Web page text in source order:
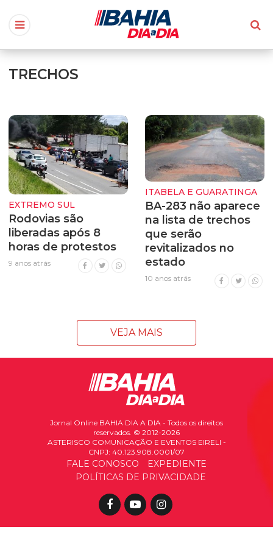
TRECHOS
EXTREMO SUL
Rodovias são
liberadas após 8
horas de protestos
9 anos atrás
ITABELA E GUARATINGA
BA-283 não aparece
na lista de trechos
que serão
revitalizados no
estado
10 anos atrás
VEJA MAIS
Jornal Online BAHIA DIA A DIA - Todos os direitos
reservados. © 2012-2026
ASTERISCO COMUNICAÇÃO E EVENTOS EIRELI -
CNPJ: 40.123.908.0001/07
FALE CONOSCO
EXPEDIENTE
POLÍTICAS DE PRIVACIDADE